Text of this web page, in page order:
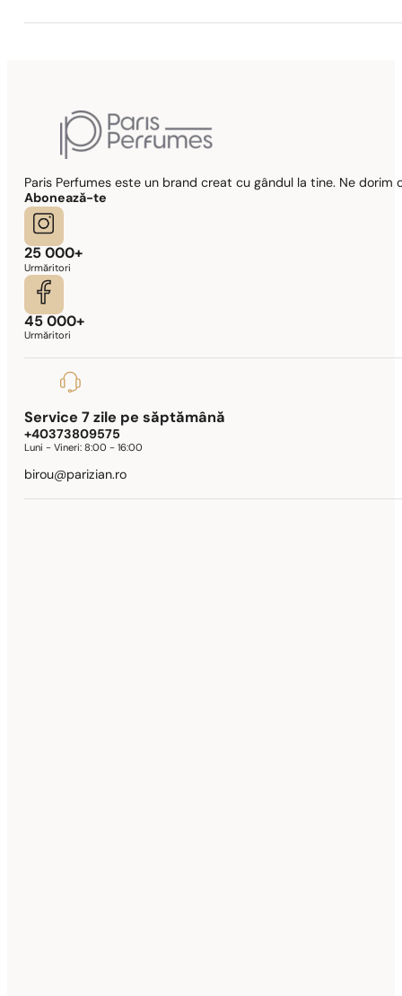
Paris Perfumes este un brand creat cu gândul la tine. Ne
Abonează-te
25 000+
Urmăritori
45 000+
Urmăritori
Service 7 zile pe săptămână
+40373809575
Luni - Vineri:8:00 - 16:00
birou@parizian.ro